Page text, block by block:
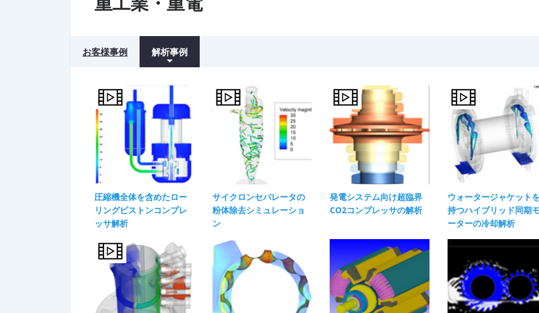
お客様事例 解析事例
圧縮機全体を含めたロー
リングピストンコンプレ
ッサ解析
サイクロンセパレータの
粉体除去シミュレーショ
ン
発電システム向け超臨界
CO2コンプレッサの解析
ウォータージャケット
持つハイブリッド同期
ーターの冷却解析